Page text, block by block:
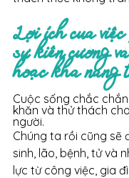
Lợi ích của
sự kiên cường
hoặc khả năng
Cuộc sống chắc
khăn và thử thách
người.
Chúng ta rồi cũng sẽ
sinh, lão, bệnh, tử và
lực từ công việc, gia